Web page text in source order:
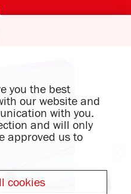
you the best
our website and
with you.
and will only
approved us to
cookies